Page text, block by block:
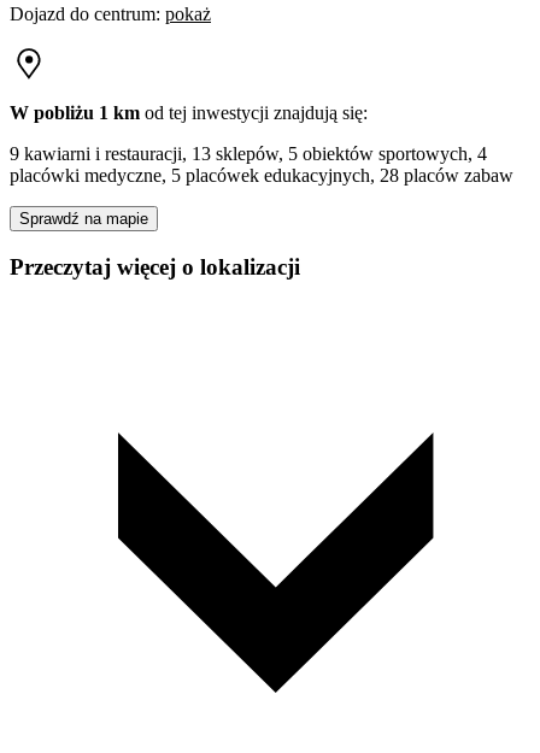
Dojazd do centrum: pokaż
W pobliżu 1 km od tej inwestycji znajdują się:
9 kawiarni i restauracji, 13 sklepów, 5 obiektów sportowych, 4
placówki medyczne, 5 placówek edukacyjnych, 28 placów zabaw
Sprawdź na mapie
Przeczytaj więcej o lokalizacji